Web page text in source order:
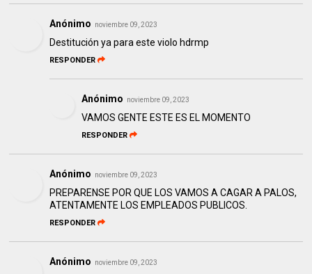
Anónimo noviembre 09, 2023
Destitución ya para este violo hdrmp
RESPONDER
Anónimo noviembre 09, 2023
VAMOS GENTE ESTE ES EL MOMENTO
RESPONDER
Anónimo noviembre 09, 2023
PREPARENSE POR QUE LOS VAMOS A CAGAR A PALOS,
ATENTAMENTE LOS EMPLEADOS PUBLICOS.
RESPONDER
Anónimo noviembre 09, 2023